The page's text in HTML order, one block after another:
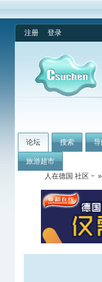
注册 登录
论坛 搜索
旅游超市
人在德国 社区
»